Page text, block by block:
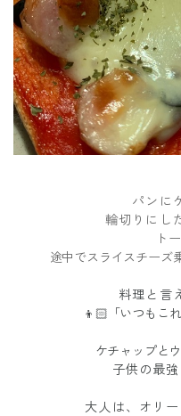
パンに
輪切りにし
ト
途中でスライスチーズ
料理と言
👦🏻「いつもこ
ケチャップと
子供の最
大人は、オリ